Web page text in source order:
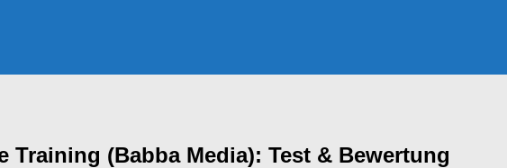
Training (Babba Media): Test & Bewertung